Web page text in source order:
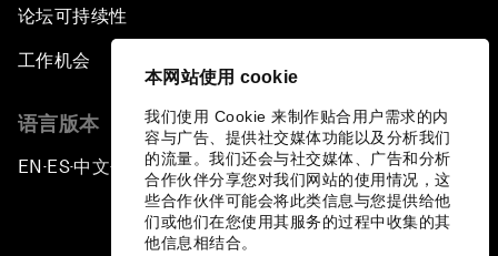
本网站使用 cookie
我们使用 Cookie 来制作贴合用户需求的内
容与广告、提供社交媒体功能以及分析我们
的流量。我们还会与社交媒体、广告和分析
合作伙伴分享您对我们网站的使用情况，这
些合作伙伴可能会将此类信息与您提供给他
们或他们在您使用其服务的过程中收集的其
他信息相结合。
论坛可持续性
工作机会
语言版本
EN ▪ES▪中文▪ 日本語